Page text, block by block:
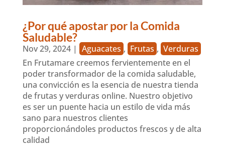
¿Por qué apostar por la Comida
Saludable?
Nov 29, 2024| Aguacates , Frutas , Verduras
En Frutamare creemos fervientemente en el
poder transformador de la comida saludable,
una convicción es la esencia de nuestra tienda
de frutas y verduras online. Nuestro objetivo
es ser un puente hacia un estilo de vida más
sano para nuestros clientes
proporcionándoles productos frescos y de alta
calidad